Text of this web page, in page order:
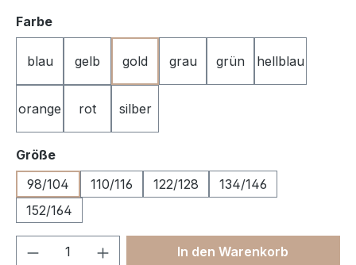
Farbeauswählen
blau gelb gold grau grün hellblau
orange rot silber
Größeauswählen
98/104
110/116 122/128
134/146
152/164
Produkt Anzahl: Gib denIn den Warenkorb